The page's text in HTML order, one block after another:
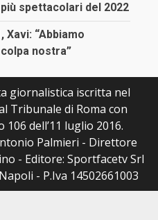
spettacolari del 2022
Xavi: “Abbiamo
nostra”
giornalistica iscritta nel
Tribunale di Roma con
dell’11 luglio 2016.
Palmieri - Direttore
- Editore: Sportfacetv Srl
- P.Iva 14502661003